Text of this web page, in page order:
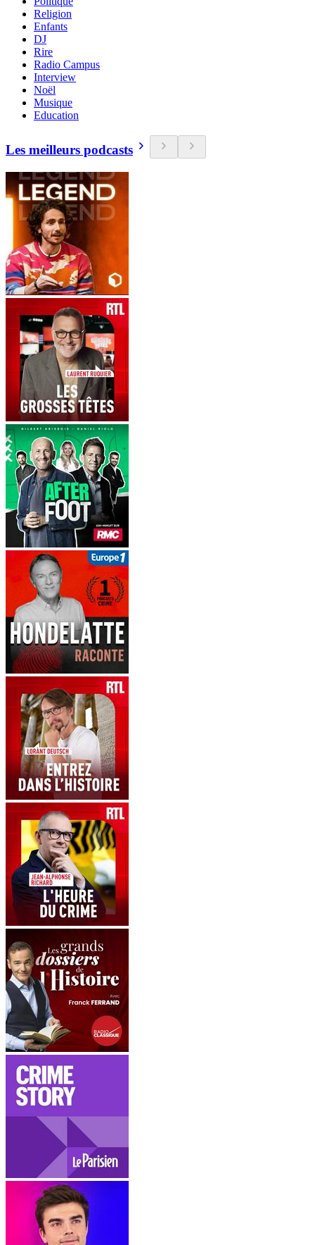
Religion
Enfants
DJ
Rire
Radio Campus
Interview
Noël
Musique
Education
Les meilleurs podcasts